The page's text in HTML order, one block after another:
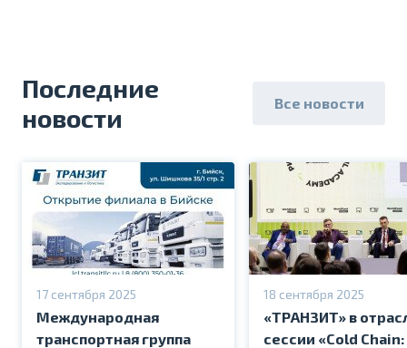
Последние
новости
Все новости
17 сентября 2025
Международная
транспортная группа
18 сентября 2025
«ТРАНЗИТ» в
сессии «Cold Chain: